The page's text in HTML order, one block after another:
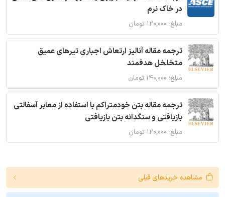
در خاک نرم
مبلغ: ۱۲۰,۰۰۰ تومان
ترجمه مقاله آنالیز ارتعاش اجباری تیرهای عمیق
متخلخل هدفمند
مبلغ: ۱۴۰,۰۰۰ تومان
ترجمه مقاله بتن خودمتراکم با استفاده از معابر آسفالتی
بازیافتی و سنگدانه بتن بازیافتی
مبلغ: ۱۲۰,۰۰۰ تومان
مشاهده خریدهای قبلی